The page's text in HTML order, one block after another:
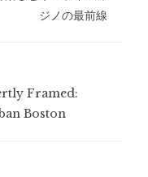
ジノの最前線
Framed:
Boston